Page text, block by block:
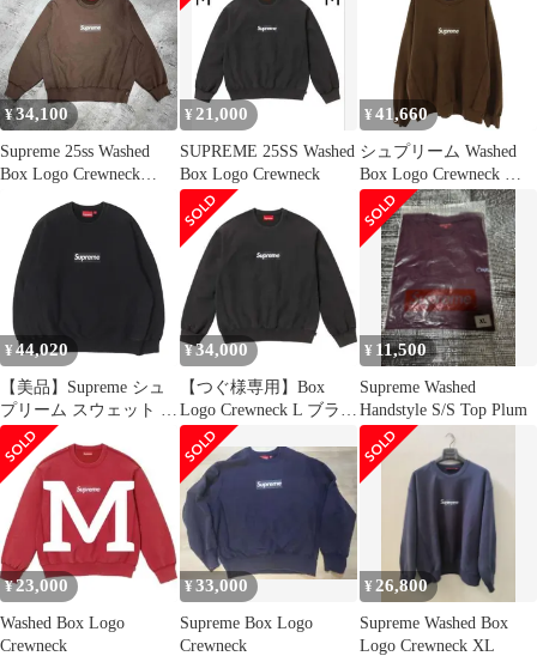
ュド ボックス ロゴ ク
ルーネック スウェット
トレーナー 【149-
260210-na-04-tag】
¥34,100
Supreme 25ss Washed
Box Logo Crewneck
ォッシュドボックスロ
ゴクルーネック 心斎橋
¥ 21,000
SUPREME 25SS Washed
Box Logo Crewneck
¥ 41,660
シュプリーム Washed
Box Logo Crewneck ボ
ックスロゴウォッシュ
ドクルーネックスウェ
ット メンズ XL
¥ 44,020
【美品】Supreme シュ
プリーム スウェット ブ
ラック 黒 サイズ:M
25SS ウォッシュド ボ
ックスロゴ クルーネッ
ク スウェットシャツ
Washed Box Logo
Crewneck トップス トレ
ーナー 【メンズ】【中
古】
¥34,000
【つぐ様専用】Box
Logo Crewneck L ブラッ
ク
¥ 11,500
Supreme Washed
Handstyle S/S Top Plum
¥23,000
Washed Box Logo
Crewneck
¥33,000
Supreme Box Logo
Crewneck
¥ 26,800
Supreme Washed Box
Logo Crewneck XL